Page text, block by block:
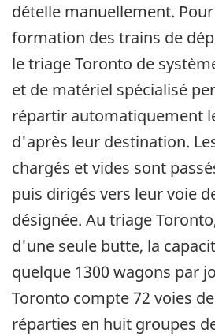
dételle manuellement.
formation des trains de
le triage Toronto de
et de matériel spécialisé
répartir automatiquement
d'après leur destination.
chargés et vides sont
puis dirigés vers leur voie
désignée. Au triage
d'une seule butte, la
quelque 1300 wagons par
Toronto compte 72 voies
réparties en huit groupes